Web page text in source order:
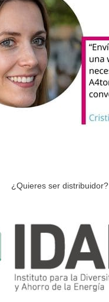
¿Quieres ser distribuidor?